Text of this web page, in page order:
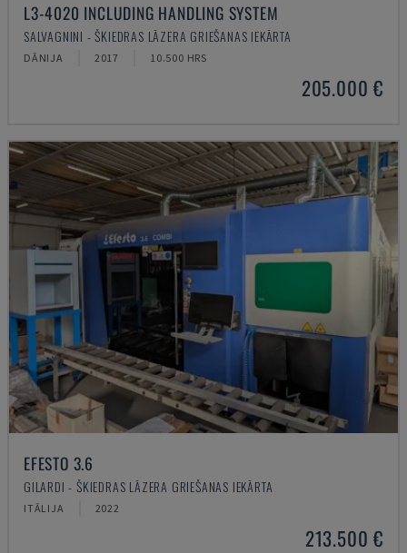
L3-4020 INCLUDING HANDLING SYSTEM
SALVAGNINI - ŠĶIEDRAS LĀZERA GRIEŠANAS IEKĀRTA
DĀNIJA 2017 10.500 HRS
205.000 €
EFESTO 3.6
GILARDI - ŠĶIEDRAS LĀZERA GRIEŠANAS IEKĀRTA
ITĀLIJA 2022
213.500 €